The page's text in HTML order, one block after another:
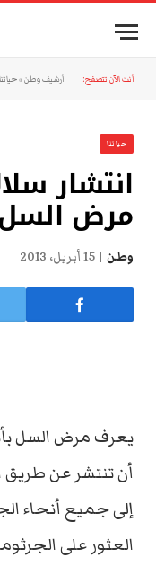
أنت الآن تتصفح: أرشيف وطن »حياتنا
حياتنا
انتشار
مرض السل
وطن 15 أبريل، 2013
يعرف مرض السل
أن تنتشر عن طريق
إلى جميع أنحاء
العثور على